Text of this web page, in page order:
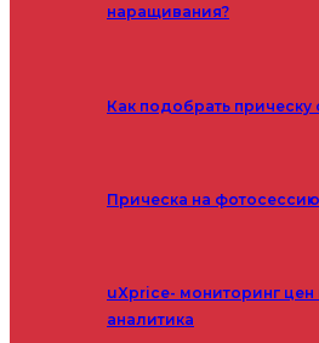
наращивания?
Как подобрать прическу
Прическа на
uXprice- мониторинг цен
аналитика